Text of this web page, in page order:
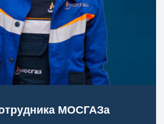
МОСГАЗа